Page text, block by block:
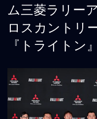
ム三菱ラリー
ロスカントリ
『トライトン